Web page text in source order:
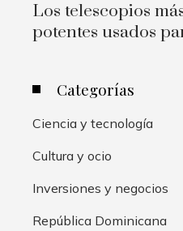
Los telescopios
potentes usados
Categorías
Ciencia y tecnología
Cultura y ocio
Inversiones y negocios
República Dominicana